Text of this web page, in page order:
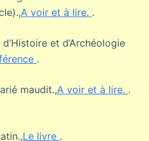
A voir et à lire. .
et d’Archéologie
.
maudit.,A voir et à lire. .
Le livre .